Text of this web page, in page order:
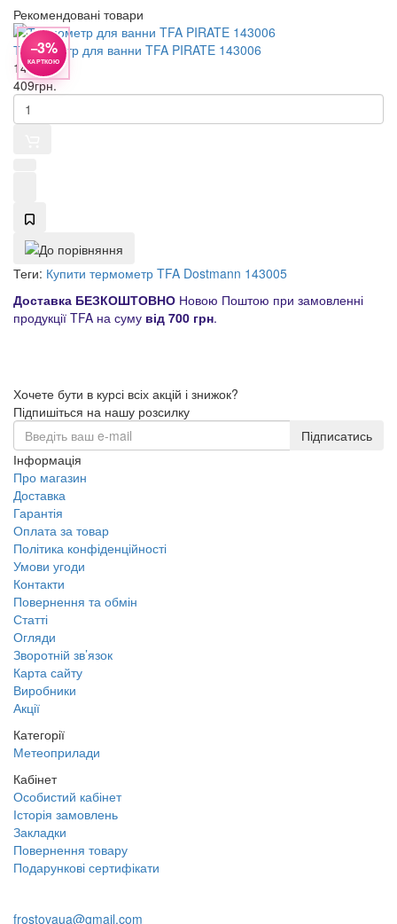
Рекомендовані товари
−3%
КАРТКОЮ
Термометр для ванни TFA PIRATE 143006
143006
409грн.
Теги: Купити термометр TFA Dostmann 143005
Доставка БЕЗКОШТОВНО Новою Поштою при замовленні
продукції TFA на суму від 700 грн.
Хочете бути в курсі всіх акцій і знижок?
Підпишіться на нашу розсилку
Підписатись
Інформація
Про магазин
Доставка
Гарантія
Оплата за товар
Політика конфіденційності
Умови угоди
Контакти
Повернення та обмін
Статті
Огляди
Зворотній зв’язок
Карта сайту
Виробники
Акції
Категорії
Метеоприлади
Кабінет
Особистий кабінет
Історія замовлень
Закладки
Повернення товару
Подарункові сертифікати
frostovaua@gmail.com